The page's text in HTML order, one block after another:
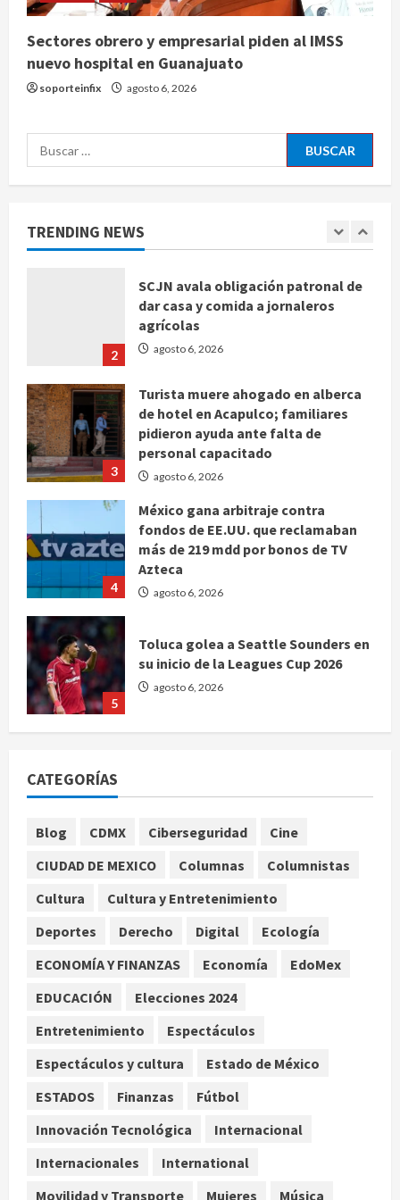
Sectores obrero y empresarial piden al IMSS
nuevo hospital en Guanajuato
soporteinfix agosto 6, 2026
Buscar:
TRENDING NEWS
4 agosto 6, 2026
Toluca golea a Seattle Sounders en
su inicio de la Leagues Cup 2026
1
Sin información disponible sobre el
Aeropuerto Internacional de la
2
SCJN avala obligación patronal de
dar casa y comida a jornaleros
agrícolas
agosto 6, 2026
3
Turista muere ahogado en alberca
de hotel en Acapulco; familiares
pidieron ayuda ante falta de
personal capacitado
agosto 6, 2026
4
México gana arbitraje contra
fondos de EE.UU. que reclamaban
más de 219 mdd por bonos de TV
Azteca
agosto 6, 2026
5
Toluca golea a Seattle Sounders en
su inicio de la Leagues Cup 2026
agosto 6, 2026
SCJN avala obligación patronal de
agrícolas
agosto 6, 2026
Turista muere ahogado en alberca
de hotel en Acapulco; familiares
personal capacitado
agosto 6, 2026
4
México gana arbitraje contra
más de 219 mdd por bonos de TV
CATEGORÍAS
Blog CDMX Ciberseguridad
Cine
CIUDAD DE MEXICO
Columnas
Columnistas
Cultura
Cultura y Entretenimiento
Deportes
Derecho Digital
Ecología
ECONOMÍA Y FINANZAS
Economía
EdoMex
EDUCACIÓN
Elecciones 2024
Entretenimiento
Espectáculos
Espectáculos y cultura
Estado de México
ESTADOS
Finanzas
Fútbol
Innovación Tecnológica
Internacional
Internacionales
International
Movilidad y Transporte
Mujeres Música